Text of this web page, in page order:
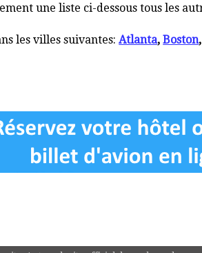
une liste ci-dessous tous les
les villes suivantes:Atlanta,Boston,